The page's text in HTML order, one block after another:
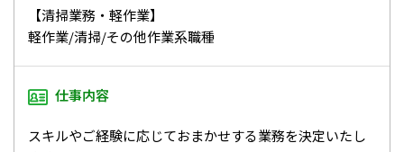
【清掃業務・軽作業】
軽作業/清掃/その他作業系職種
仕事内容
スキルやご経験に応じておまかせする業務を決定いたし